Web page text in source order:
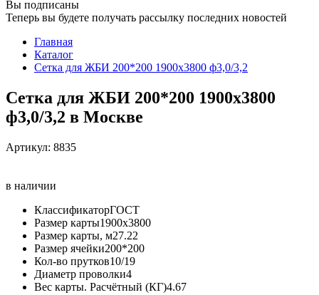
Вы подписаны
Теперь вы будете получать рассылку последних новостей
Главная
Каталог
Сетка для ЖБИ 200*200 1900х3800 ф3,0/3,2
Сетка для ЖБИ 200*200 1900х3800
ф3,0/3,2 в Москве
Артикул: 8835
в наличии
КлассификаторГОСТ
Размер карты1900х3800
Размер карты, м27.22
Размер ячейки200*200
Кол-во прутков10/19
Диаметр проволки4
Вес карты. Расчётный (КГ)4.67